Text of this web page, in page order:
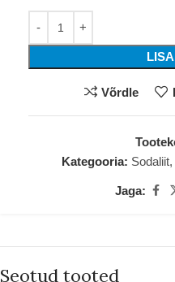
Võrdle
Kategooria:
Jaga:
Seotud tooted